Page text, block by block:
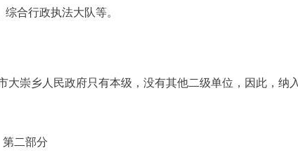
合行政执法大队等。
崇乡人民政府只有本级，没有其他二级单位，因此，纳
第二部分